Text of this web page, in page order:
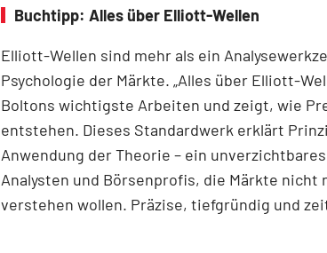
Buchtipp: Alles über Elliott-Wellen
Elliott-Wellen sind mehr als ein
Psychologie der Märkte. „Alles über Elliott-
Boltons wichtigste Arbeiten und zeigt, wie
entstehen. Dieses Standardwerk erklärt
Anwendung der Theorie – ein
Analysten und Börsenprofis, die Märkte nicht
verstehen wollen. Präzise, tiefgründig und